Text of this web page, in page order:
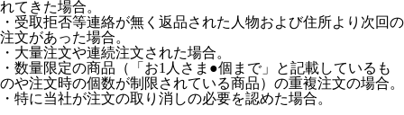
れてきた場合。
・受取拒否等連絡が無く返品された人物および住所より次回の
注文があった場合。
・大量注文や連続注文された場合。
・数量限定の商品（「お1人さま●個まで」と記載しているも
のや注文時の個数が制限されている商品）の重複注文の場合。
・特に当社が注文の取り消しの必要を認めた場合。